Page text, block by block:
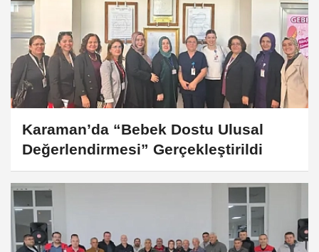
Karaman’da “Bebek Dostu Ulusal
Değerlendirmesi” Gerçekleştirildi